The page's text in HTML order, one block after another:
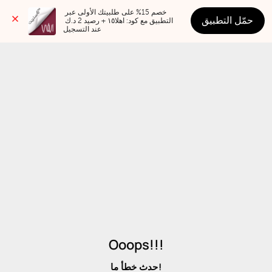
عند التسجيل
حمّل التطبيق
Ooops!!!
حدث خطأ ما!